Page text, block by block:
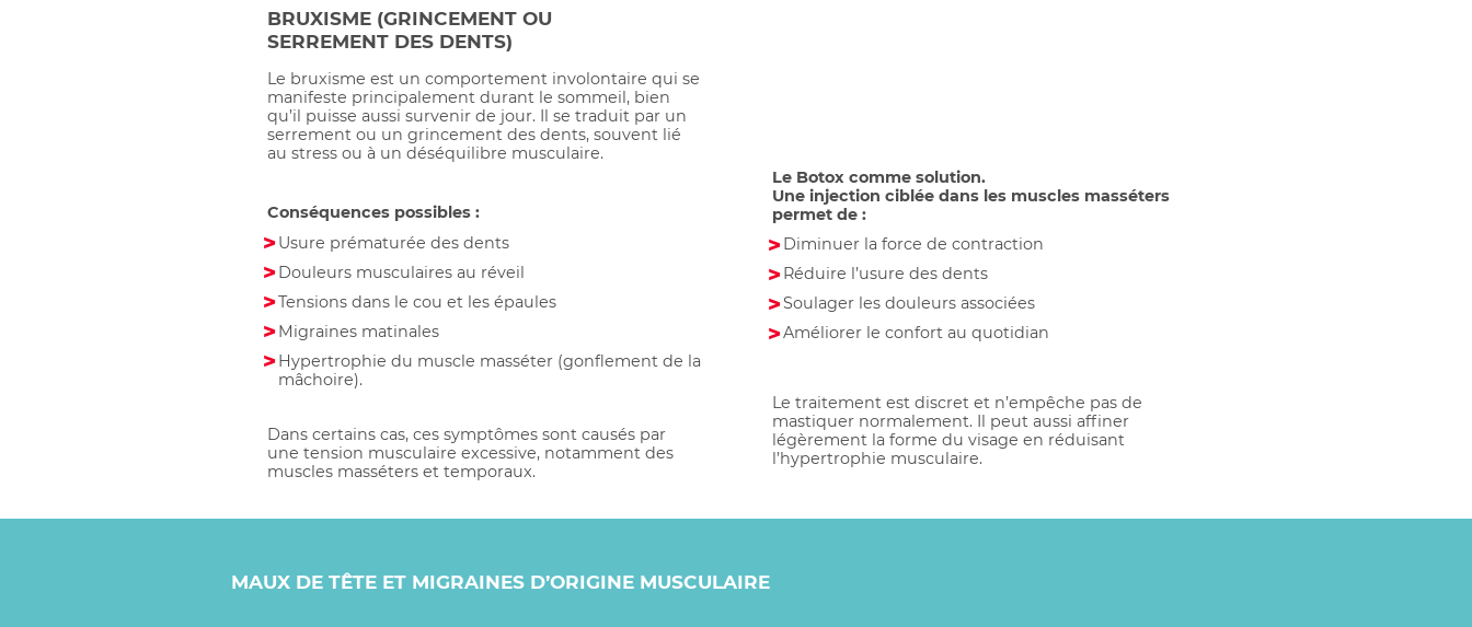
BRUXISME (GRINCEMENT OU
SERREMENT DES DENTS)
Le bruxisme est un comportement involontaire qui se
manifeste principalement durant le sommeil, bien
qu’il puisse aussi survenir de jour. Il se traduit par un
serrement ou un grincement des dents, souvent lié
au stress ou à un déséquilibre musculaire.
Conséquences possibles :
Usure prématurée des dents
Douleurs musculaires au réveil
Tensions dans le cou et les épaules
Migraines matinales
Hypertrophie du muscle masséter (gonflement de la
mâchoire).
Dans certains cas, ces symptômes sont causés par
une tension musculaire excessive, notamment des
muscles masséters et temporaux.
Le Botox comme solution.
Une injection ciblée dans les muscles masséters
permet de :
Diminuer la force de contraction
Réduire l’usure des dents
Soulager les douleurs associées
Améliorer le confort au quotidian
Le traitement est discret et n’empêche pas de
mastiquer normalement. Il peut aussi affiner
légèrement la forme du visage en réduisant
l’hypertrophie musculaire.
MAUX DE TÊTE ET MIGRAINES D’ORIGINE MUSCULAIRE